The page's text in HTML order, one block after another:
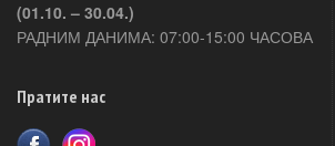
(01.10. – 30.04.)
РАДНИМ ДАНИМА: 07:00-15:00 ЧАСОВА
Пратите нас